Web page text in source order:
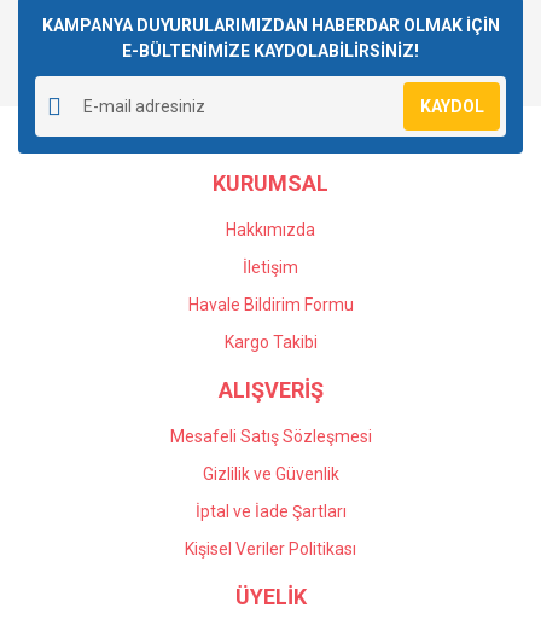
KAMPANYA DUYURULARIMIZDAN HABERDAR OLMAK İÇİN
E-BÜLTENİMİZE KAYDOLABİLİRSİNİZ!
KAYDOL
KURUMSAL
Hakkımızda
İletişim
Havale Bildirim Formu
Kargo Takibi
ALIŞVERİŞ
Mesafeli Satış Sözleşmesi
Gizlilik ve Güvenlik
İptal ve İade Şartları
Kişisel Veriler Politikası
ÜYELİK